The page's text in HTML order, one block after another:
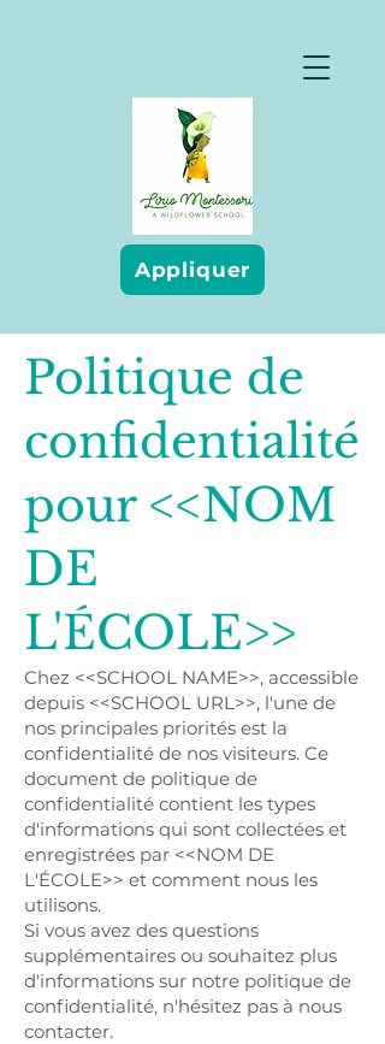
Appliquer
Politique de
confidentialité
pour <<NOM
DE
L'ÉCOLE>>
Chez <<SCHOOL NAME>>, accessible
depuis <<SCHOOL URL>>, l'une de
nos principales priorités est la
confidentialité de nos visiteurs. Ce
document de politique de
confidentialité contient les types
d'informations qui sont collectées et
enregistrées par <<NOM DE
L'ÉCOLE>> et comment nous les
utilisons.
Si vous avez des questions
supplémentaires ou souhaitez plus
d'informations sur notre politique de
confidentialité, n'hésitez pas à nous
contacter.